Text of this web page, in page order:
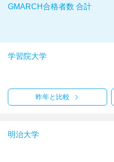
GMARCH合格者数 合計
学習院大学
昨年と比較
明治大学